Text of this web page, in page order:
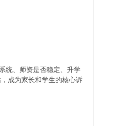
统、师资是否稳定、升学
成为家长和学生的核心诉